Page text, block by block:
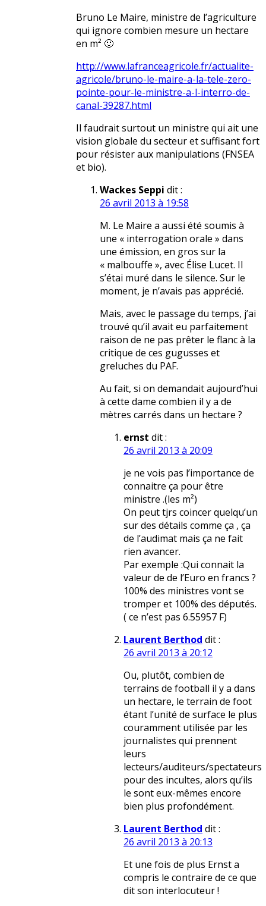
Bruno Le Maire, ministre de l’agriculture
qui ignore combien mesure un hectare
en m² 🙂
http://www.lafranceagricole.fr/actualite-
agricole/bruno-le-maire-a-la-tele-zero-
pointe-pour-le-ministre-a-l-interro-de-
canal-39287.html
Il faudrait surtout un ministre qui ait une
vision globale du secteur et suffisant fort
pour résister aux manipulations (FNSEA
et bio).
Wackes Seppi dit :
26 avril 2013 à 19:58
M. Le Maire a aussi été soumis à
une « interrogation orale » dans
une émission, en gros sur la
« malbouffe », avec Élise Lucet. Il
s’étai muré dans le silence. Sur le
moment, je n’avais pas apprécié.
Mais, avec le passage du temps, j’ai
trouvé qu’il avait eu parfaitement
raison de ne pas prêter le flanc à la
critique de ces gugusses et
greluches du PAF.
Au fait, si on demandait aujourd’hui
à cette dame combien il y a de
mètres carrés dans un hectare ?
ernst dit :
26 avril 2013 à 20:09
je ne vois pas l’importance de
connaitre ça pour être
ministre .(les m²)
On peut tjrs coincer quelqu’un
sur des détails comme ça , ça
de l’audimat mais ça ne fait
rien avancer.
Par exemple :Qui connait la
valeur de de l’Euro en francs ?
100% des ministres vont se
tromper et 100% des députés.
( ce n’est pas 6.55957 F)
Laurent Berthod dit :
26 avril 2013 à 20:12
Ou, plutôt, combien de
terrains de football il y a dans
un hectare, le terrain de foot
étant l’unité de surface le plus
couramment utilisée par les
journalistes qui prennent
leurs
lecteurs/auditeurs/spectateurs
pour des incultes, alors qu’ils
le sont eux-mêmes encore
bien plus profondément.
Laurent Berthod dit :
26 avril 2013 à 20:13
Et une fois de plus Ernst a
compris le contraire de ce que
dit son interlocuteur !